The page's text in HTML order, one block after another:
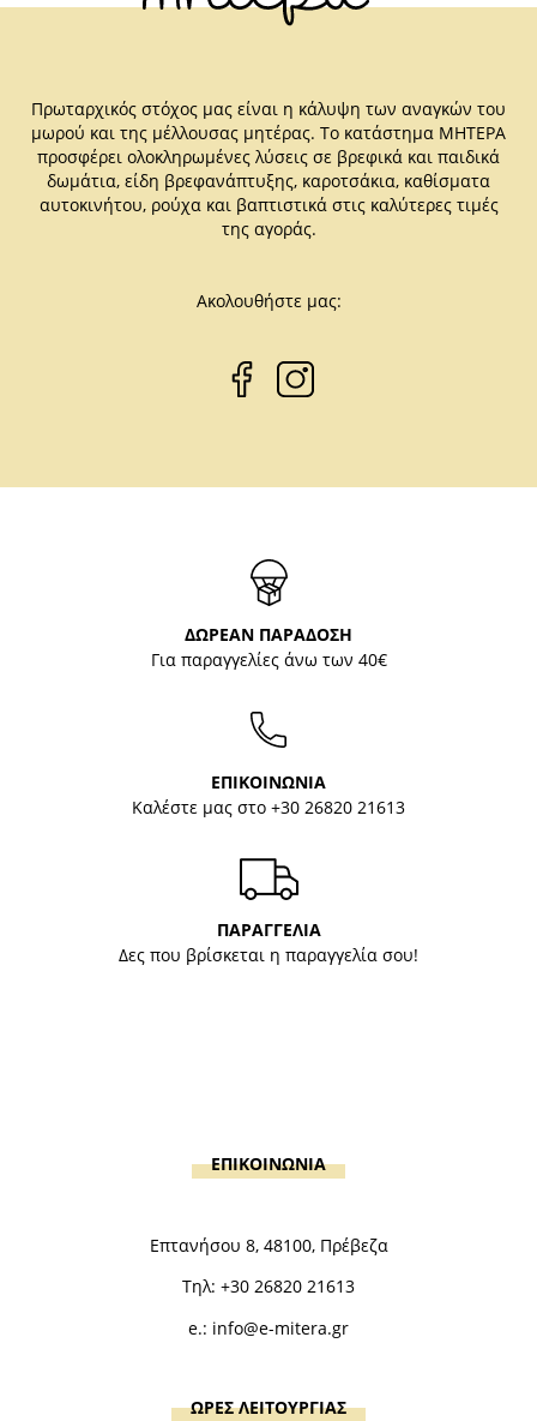
Πρωταρχικός στόχος μας είναι η κάλυψη των αναγκών του
μωρού και της μέλλουσας μητέρας. Το κατάστημα ΜΗΤΕΡΑ
προσφέρει ολοκληρωμένες λύσεις σε βρεφικά και παιδικά
δωμάτια, είδη βρεφανάπτυξης, καροτσάκια, καθίσματα
αυτοκινήτου, ρούχα και βαπτιστικά στις καλύτερες τιμές
της αγοράς.
Ακολουθήστε μας:
ΔΩΡΕΑΝ ΠΑΡΑΔΟΣΗ
Για παραγγελίες άνω των 40€
ΕΠΙΚΟΙΝΩΝΙΑ
Καλέστε μας στο +30 26820 21613
ΠΑΡΑΓΓΕΛΙΑ
Δες που βρίσκεται η παραγγελία σου!
ΕΠΙΚΟΙΝΩΝΙΑ
Επτανήσου 8, 48100, Πρέβεζα
Τηλ: +30 26820 21613
e.: info@e-mitera.gr
ΩΡΕΣ ΛΕΙΤΟΥΡΓΙΑΣ